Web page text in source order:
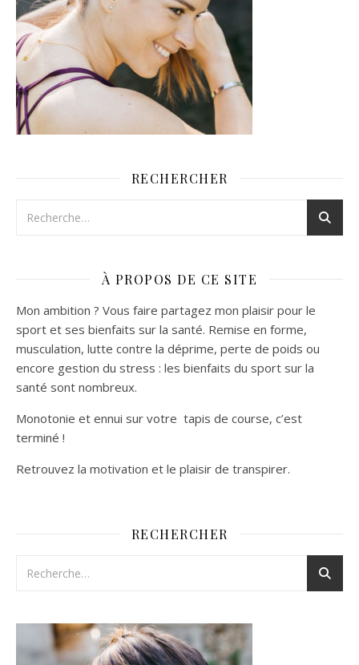
RECHERCHER
À PROPOS DE CE SITE
Mon ambition ? Vous faire partagez mon plaisir pour le
sport et ses bienfaits sur la santé. Remise en forme,
musculation, lutte contre la déprime, perte de poids ou
encore gestion du stress : les bienfaits du sport sur la
santé sont nombreux.
Monotonie et ennui sur votre tapis de course, c’est
terminé !
Retrouvez la motivation et le plaisir de transpirer.
RECHERCHER